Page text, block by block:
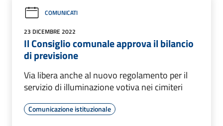
COMUNICATI
23 DICEMBRE 2022
Il Consiglio comunale approva il bilancio
di previsione
Via libera anche al nuovo regolamento per il
servizio di illuminazione votiva nei cimiteri
Comunicazione istituzionale